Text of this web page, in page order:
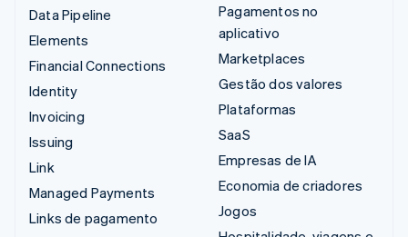
Data Pipeline
Elements
Financial Connections
Identity
Invoicing
Issuing
Link
Managed Payments
Links de pagamento
Pagamentos no
aplicativo
Marketplaces
Gestão dos valores
Plataformas
SaaS
Empresas de IA
Economia de criadores
Jogos